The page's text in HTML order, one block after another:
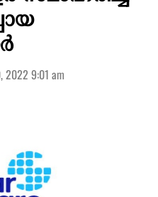
2022 9:01 am